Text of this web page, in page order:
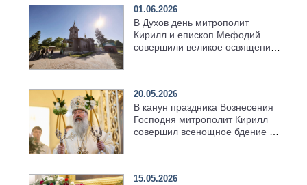
01.06.2026
В Духов день митрополит
Кирилл и епископ Мефодий
совершили великое освящение
20.05.2026
В канун праздника Вознесения
Господня митрополит Кирилл
совершил всенощное бдение в
15.05.2026